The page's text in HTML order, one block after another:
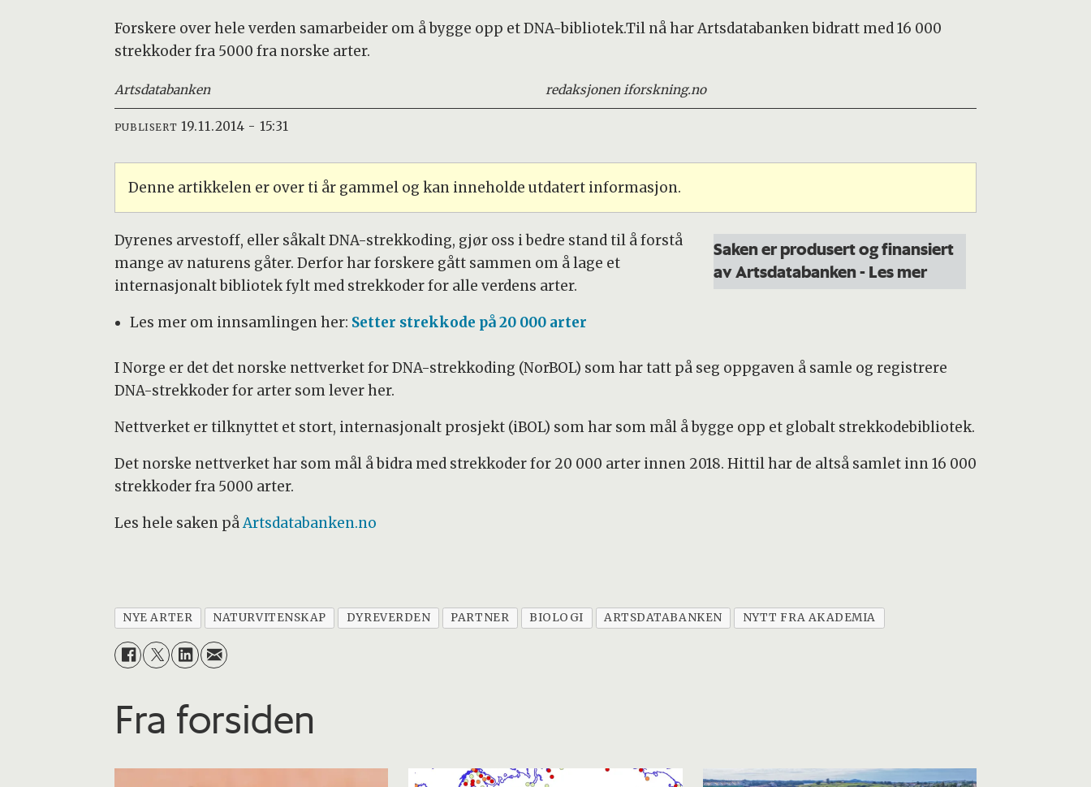
Forskere over hele verden samarbeider om å bygge opp et DNA-bibliotek.Til nå har Artsdatabanken bidratt med 16 000
strekkoder fra 5000 fra norske arter.
Artsdatabanken redaksjonen iforskning.no
PUBLISERT 19.11.2014 - 15:31
Denne artikkelen er over ti år gammel og kan inneholde utdatert informasjon.
Saken er produsert og finansiert
av Artsdatabanken- Les mer
Dyrenes arvestoff, eller såkalt DNA-strekkoding, gjør oss i bedre stand til å forstå
mange av naturens gåter. Derfor har forskere gått sammen om å lage et
internasjonalt bibliotek fylt med strekkoder for alle verdens arter.
Les mer om innsamlingen her: Setter strekkode på 20 000 arter
I Norge er det det norske nettverket for DNA-strekkoding (NorBOL) som har tatt på seg oppgaven å samle og registrere
DNA-strekkoder for arter som lever her.
Nettverket er tilknyttet et stort, internasjonalt prosjekt (iBOL) som har som mål å bygge opp et globalt strekkodebibliotek.
Det norske nettverket har som mål å bidra med strekkoder for 20 000 arter innen 2018. Hittil har de altså samlet inn 16 000
strekkoder fra 5000 arter.
Les hele saken påArtsdatabanken.no
NYE ARTER NATURVITENSKAP DYREVERDEN PARTNER BIOLOGI ARTSDATABANKEN NYTT FRA AKADEMIA
Fra forsiden